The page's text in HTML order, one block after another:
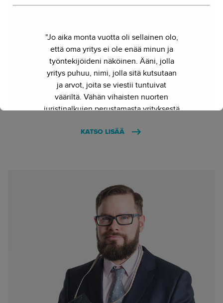
yhdellä aukeamalla
4.3.2024 - Hanne Hirvonen
KATSO LISÄÄ
"Jo aika monta vuotta oli sellainen olo,
että oma yritys ei ole enää minun ja
työntekijöideni näköinen. Ääni, jolla
yritys puhuu, nimi, jolla sitä kutsutaan
ja arvot, joita se viestii tuntuivat
vääriltä. Vähän vihaisten nuorten
juristinalkujen perustamasta yrityksestä
näkemyksellinen asiantuntijayritys.
- Herkko Hietanen